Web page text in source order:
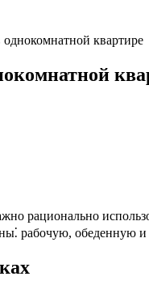
квартире
рационально
рабочую, обеденную